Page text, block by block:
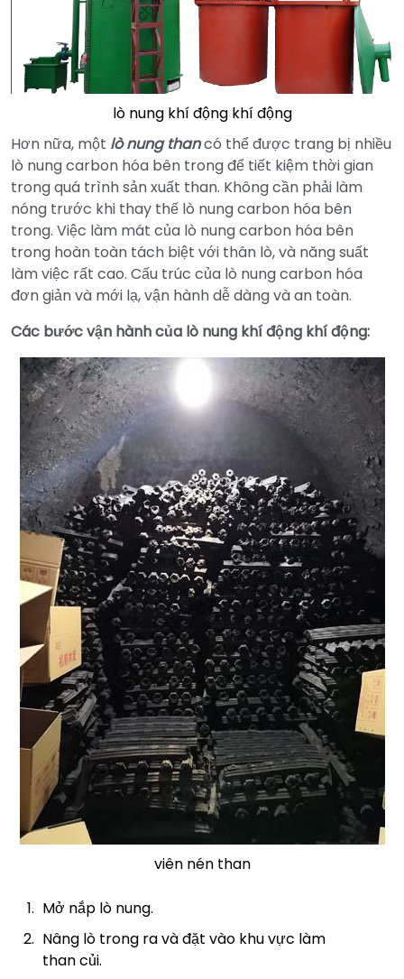
lò nung khí động khí động
Hơn nữa, một lò nung thancó thể được trang bị nhiều
lò nung carbon hóa bên trong để tiết kiệm thời gian
trong quá trình sản xuất than. Không cần phải làm
nóng trước khi thay thế lò nung carbon hóa bên
trong. Việc làm mát của lò nung carbon hóa bên
trong hoàn toàn tách biệt với thân lò, và năng suất
làm việc rất cao. Cấu trúc của lò nung carbon hóa
đơn giản và mới lạ, vận hành dễ dàng và an toàn.
Các bước vận hành của lò nung khí động khí động:
viên nén than
Mở nắp lò nung.
Nâng lò trong ra và đặt vào khu vực làm
than củi.